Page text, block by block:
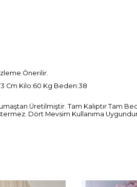
Önerilir.
Cm Kilo:60 Kg Beden:38
Üretilmiştir. Tam Kalıptır Tam
Dört Mevsim Kullanıma